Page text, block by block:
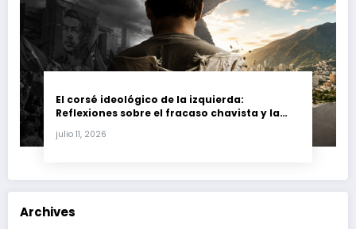
El corsé ideológico de la izquierda:
Reflexiones sobre el fracaso chavista y la
julio 11, 2026
Archives